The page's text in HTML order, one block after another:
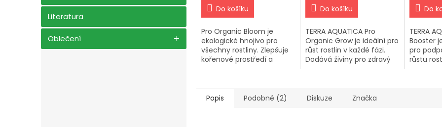
Literatura
Oblečení
Do košíku
Pro Organic Bloom je
ekologické hnojivo pro
všechny rostliny. Zlepšuje
kořenové prostředí a
ve všech...
Do košíku
TERRA AQUATICA Pro
Organic Grow je ideální pro
růst rostlin v každé fázi.
Dodává živiny pro zdravý
Do
TERRA
Booster
pro
růstu
Popis Podobné (2) Diskuze Značka